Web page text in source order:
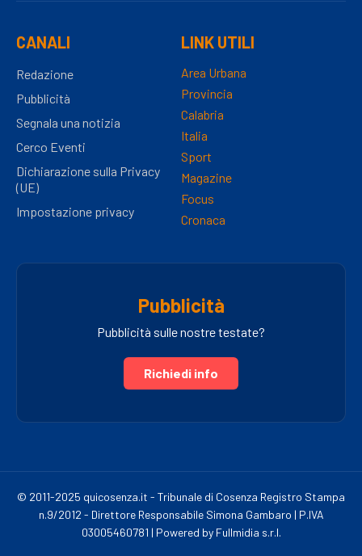
CANALI
Redazione
Pubblicità
Segnala una notizia
Cerco Eventi
Dichiarazione sulla Privacy
(UE)
Impostazione privacy
LINK UTILI
Area Urbana
Provincia
Calabria
Italia
Sport
Magazine
Focus
Cronaca
Pubblicità
Pubblicità sulle nostre testate?
Richiedi info
© 2011-2025 quicosenza.it - Tribunale di Cosenza Registro Stampa
n.9/2012 - Direttore Responsabile Simona Gambaro | P.IVA
03005460781 | Powered by Fullmidia s.r.l.